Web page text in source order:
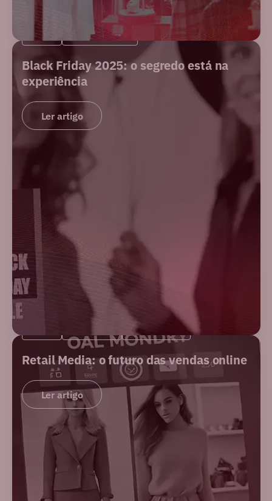
BLOG E-COMMERCE
Black Friday 2025: o segredo está na
experiência
Ler artigo
NOVIDADES
Retail Media: o futuro das vendas online
Ler artigo